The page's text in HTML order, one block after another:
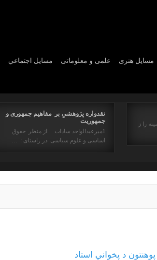
مسايل اجتماعي علمی و معلوماتی مسايل هنری
نقدواره پژوهشیِ بر مفاهیم جمهوری و
جمهوریت
1میرعبدالواحد سادات از منظر حقوق
اساسی و علوم سیاسی در راستای : …
را ز
د پخواني استاد